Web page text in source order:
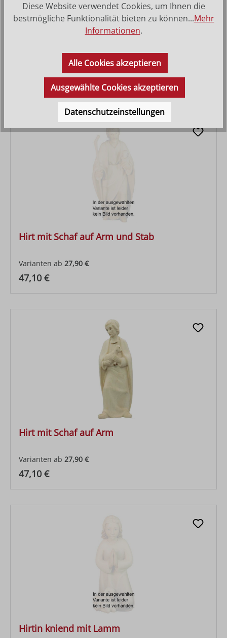
27,90 €
Regulärer Preis:
Hirt mit Schaf auf Arm und Stab
Varianten ab 27,90 €
Regulärer Preis:
47,10 €
Hirt mit Schaf auf Arm
Varianten ab 27,90 €
Regulärer Preis:
47,10 €
Hirtin kniend mit Lamm
Diese Website verwendet Cookies, um Ihnen die
bestmögliche Funktionalität bieten zu können...Mehr
Informationen.
Alle Cookies akzeptieren
Ausgewählte Cookies akzeptieren
Datenschutzeinstellungen